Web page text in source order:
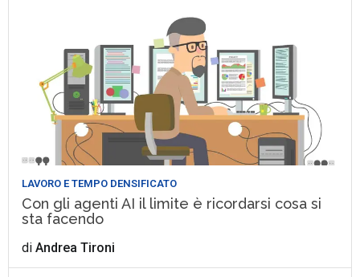
LAVORO E TEMPO DENSIFICATO
Con gli agenti AI il limite è ricordarsi cosa si
sta facendo
diAndrea Tironi